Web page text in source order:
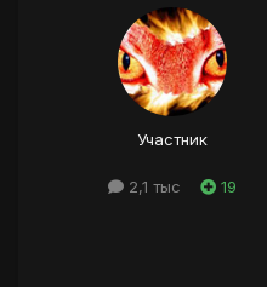
Участник
2,1 тыс 19